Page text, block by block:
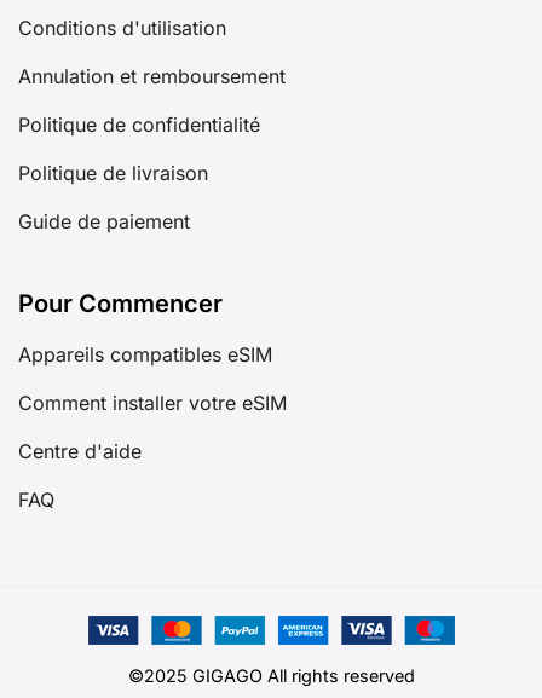
Conditions d'utilisation
Annulation et remboursement
Politique de confidentialité
Politique de livraison
Guide de paiement
Pour Commencer
Appareils compatibles eSIM
Comment installer votre eSIM
Centre d'aide
FAQ
©2025 GIGAGO All rights reserved